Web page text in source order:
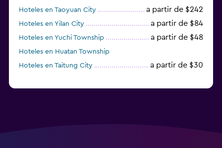
Hoteles en Taoyuan City a partir de $242
Hoteles en Yilan City a partir de $84
Hoteles en Yuchi Township a partir de $48
Hoteles en Huatan Township
Hoteles en Taitung City
a partir de $30